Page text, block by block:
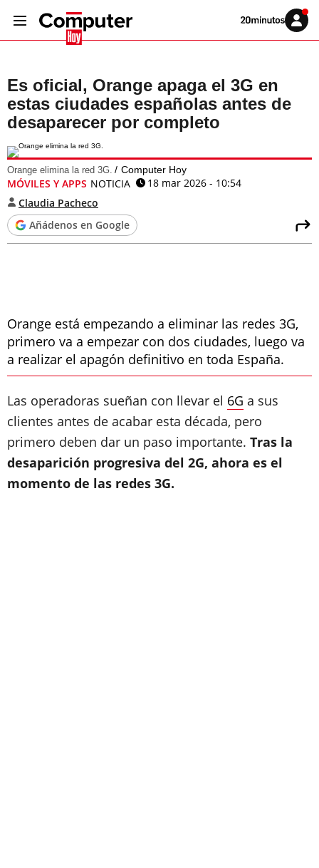
Volver
Iniciar
sesión
Es oficial, Orange apaga el 3G en
estas ciudades españolas antes de
desaparecer por completo
Orange elimina la red 3G. Computer Hoy
MÓVILES Y APPS NOTICIA
18 mar 2026 - 10:54
Claudia Pacheco
Añádenos en Google
Orange está empezando a eliminar las redes 3G,
primero va a empezar con dos ciudades, luego va
a realizar el apagón definitivo en toda España.
Las operadoras sueñan con llevar el 6G a sus
clientes antes de acabar esta década, pero
primero deben dar un paso importante. Tras la
desaparición progresiva del 2G, ahora es el
momento de las redes 3G.